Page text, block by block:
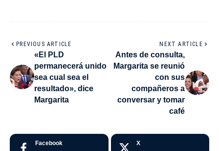
PREVIOUS ARTICLE
«El PLD
permanecerá unido
sea cual sea el
resultado», dice
Margarita
NEXT ARTICLE
Antes de consulta,
Margarita se reunió
con sus
compañeros a
conversar y tomar
café
Facebook X